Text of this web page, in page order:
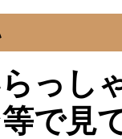
っし
で見